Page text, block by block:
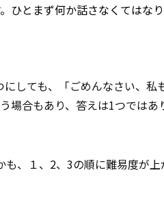
ひとまず何か話さなくてはな
にしても、「ごめんなさい、私
場合もあり、答えは1つではあ
も、１、2、3の順に難易度が